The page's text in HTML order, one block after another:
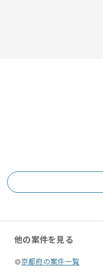
他の案件を見る
京都府の案件一覧